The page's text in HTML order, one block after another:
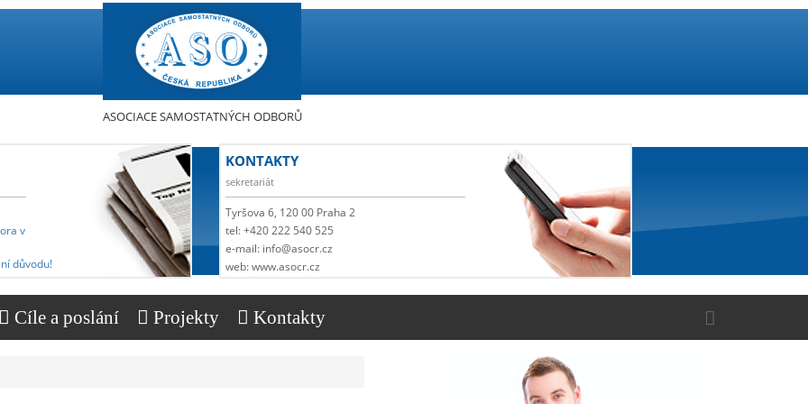
ASOCIACE SAMOSTATNÝCH ODBORŮ
v
důvodu!
KONTAKTY
sekretariát
Tyršova 6, 120 00 Praha 2
tel: +420 222 540 525
e-mail: info@asocr.cz
web: www.asocr.cz
Cíle a poslání Projekty Kontakty